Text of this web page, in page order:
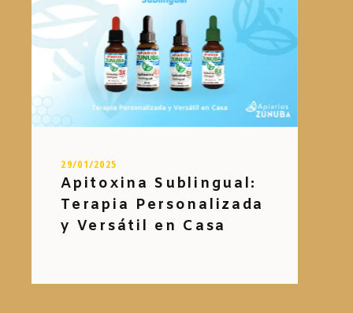
29/01/2025
Apitoxina Sublingual:
Terapia Personalizada
y Versátil en Casa